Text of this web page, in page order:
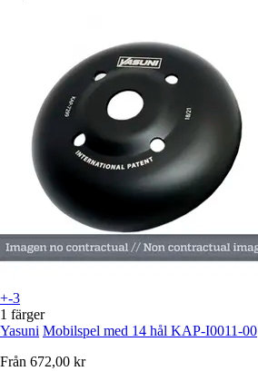
+-3
1 färger
Yasuni Mobilspel med 14 hål KAP-I0011-00
Från 672,00 kr